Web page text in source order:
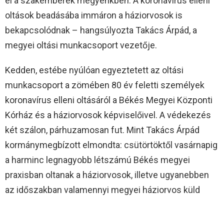
oltások beadásába immáron a háziorvosok is
bekapcsolódnak – hangsúlyozta Takács Árpád, a
megyei oltási munkacsoport vezetője.
Kedden, estébe nyúlóan egyeztetett az oltási
munkacsoport a zömében 80 év feletti személyek
koronavírus elleni oltásáról a Békés Megyei Központi
Kórház és a háziorvosok képviselőivel. A védekezés
két szálon, párhuzamosan fut. Mint Takács Árpád
kormánymegbízott elmondta: csütörtöktől vasárnapig
a harminc legnagyobb létszámú Békés megyei
praxisban oltanak a háziorvosok, illetve ugyanebben
az időszakban valamennyi megyei háziorvos küld